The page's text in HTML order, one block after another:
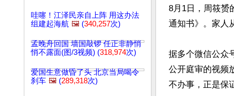
哇噻！江泽民亲自上阵 用这办法
组建起海航 🖼️ (340,257次)
孟晚舟回国 墙国敲锣 任正非静悄
悄不露面(图/3视频) (318,974次)
爱国生意做昏了头 北京当局喝令
刹车 🖼️ (289,318次)
8月1日，周筱赟
通知书》。家人
据多个微信公众
公开庭审的视频
不办事，正是保